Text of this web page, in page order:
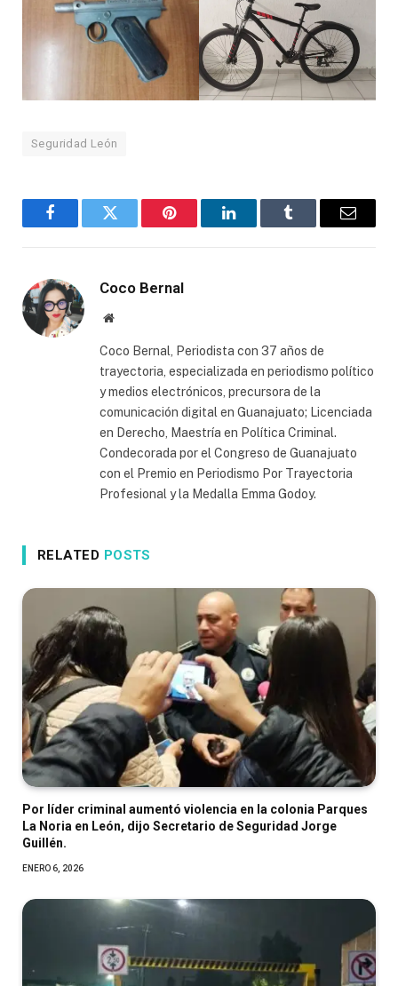
Seguridad León
FacebookTwitter Pinterest LinkedInTumblr Email
Coco Bernal
Website
Coco Bernal, Periodista con 37 años de
trayectoria, especializada en periodismo político
y medios electrónicos, precursora de la
comunicación digital en Guanajuato; Licenciada
en Derecho, Maestría en Política Criminal.
Condecorada por el Congreso de Guanajuato
con el Premio en Periodismo Por Trayectoria
Profesional y la Medalla Emma Godoy.
RELATED POSTS
Por líder criminal aumentó violencia en la colonia Parques
La Noria en León, dijo Secretario de Seguridad Jorge
Guillén.
ENERO 6, 2026